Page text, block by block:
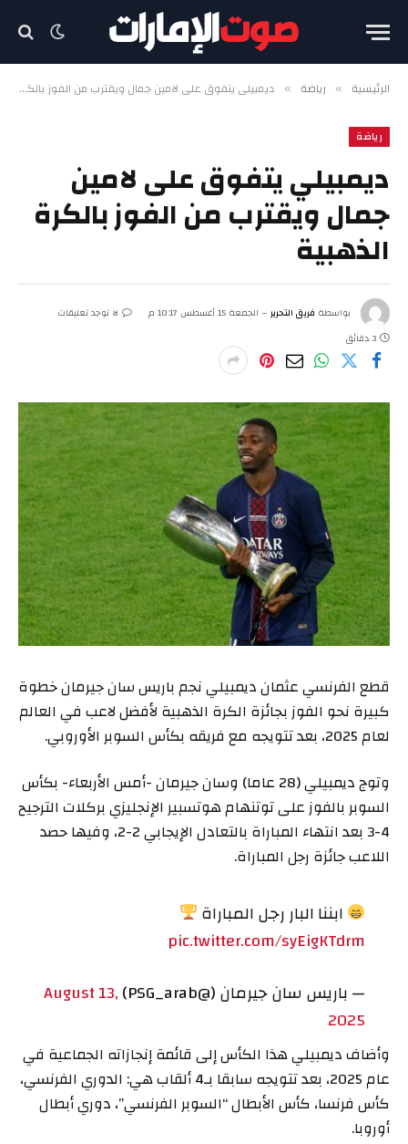
الرئيسية » رياضة » ديمبيلي يتفوق على لامين جمال ويقترب من الفوز بالكرة الذهبية
رياضة
ديمبيلي يتفوق على لامين
جمال ويقترب من الفوز بالكرة
الذهبية
بواسطة فريق التحرير الجمعة 15 أغسطس 10:17 م
لا توجد تعليقات
3 دقائق
قطع الفرنسي عثمان ديمبيلي نجم باريس سان جيرمان خطوة
كبيرة نحو الفوز بجائزة الكرة الذهبية لأفضل لاعب في العالم
لعام 2025، بعد تتويجه مع فريقه بكأس السوبر الأوروبي.
وتوج ديمبيلي (28 عاما) وسان جيرمان -أمس الأربعاء- بكأس
السوبر بالفوز على توتنهام هوتسبير الإنجليزي بركلات الترجيح
4-3 بعد انتهاء المباراة بالتعادل الإيجابي 2-2، وفيها حصد
اللاعب جائزة رجل المباراة.
ابننا البار رجل المباراة
pic.twitter.com/syEigKTdrm
— باريس سان جيرمان (@PSG_arab)
August 13,
2025
وأضاف ديمبيلي هذا الكأس إلى قائمة إنجازاته الجماعية في
عام 2025، بعد تتويجه سابقا بـ4 ألقاب هي: الدوري الفرنسي،
كأس فرنسا، كأس الأبطال “السوبر الفرنسي”، دوري أبطال
أوروبا.